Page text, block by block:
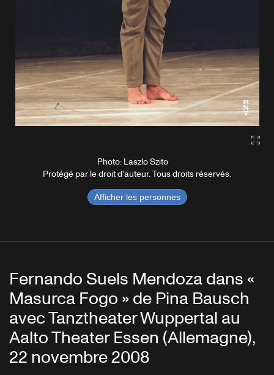
Photo: Laszlo Szito
Protégé par le droit d'auteur. Tous droits réservés.
Afficher les personnes
Fernando Suels Mendoza dans «
Masurca Fogo » de Pina Bausch
avec Tanztheater Wuppertal au
Aalto Theater Essen (Allemagne),
22 novembre 2008